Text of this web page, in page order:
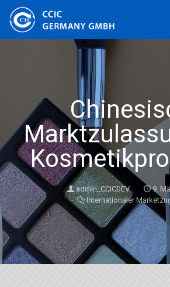
admin_CCICDEV
9.
Internationaler